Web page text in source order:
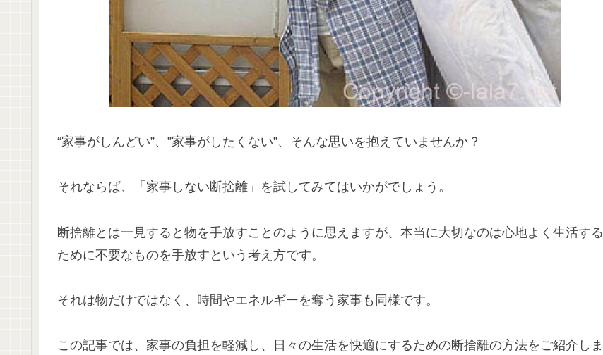
“家事がしんどい”、”家事がしたくない”、そんな思いを抱えていませんか？
それならば、「家事しない断捨離」を試してみてはいかがでしょう。
断捨離とは一見すると物を手放すことのように思えますが、本当に大切なのは心地よく生活する
ために不要なものを手放すという考え方です。
それは物だけではなく、時間やエネルギーを奪う家事も同様です。
この記事では、家事の負担を軽減し、日々の生活を快適にするための断捨離の方法をご紹介しま